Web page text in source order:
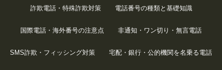
詐欺電話・特殊詐欺対策 電話番号の種類と基礎知識
国際電話・海外番号の注意点 非通知・ワン切り・無言電話
SMS詐欺・フィッシング対策 宅配・銀行・公的機関を名乗る電話